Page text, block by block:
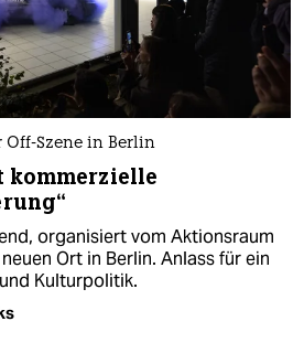
Szene in Berlin
kommerzielle
organisiert vom Aktionsraum
Ort in Berlin. Anlass für ein
Kulturpolitik.